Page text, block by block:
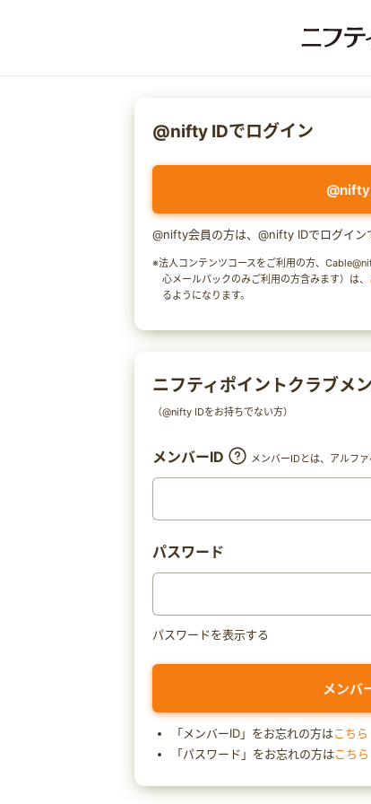
@nifty IDでログイン
@nifty
@nifty会員の方は、@nifty IDでログイン
※法人コンテンツコースをご利用の方、
心メールパックのみご利用の方含みます）は、
るようになります。
ニフティポイントクラブメ
（@nifty IDをお持ちでない方）
メンバーID メンバーIDとは、アルファ
パスワード
パスワードを表示する
「メンバーID」をお忘れの方はこちら
「パスワード」をお忘れの方はこちら